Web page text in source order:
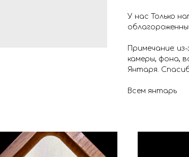
У нас Только
Примечание:
камеры, фона,
Янтаря.
Всем янтарь